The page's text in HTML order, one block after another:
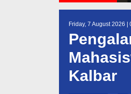
Friday, 7 August 2026 |
Kalbar